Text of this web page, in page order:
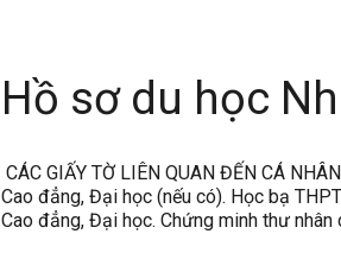
Hồ sơ du học
CÁC GIẤY TỜ LIÊN QUAN ĐẾN CÁ
Cao đẳng, Đại học (nếu có). Học bạ
Cao đẳng, Đại học. Chứng minh thư